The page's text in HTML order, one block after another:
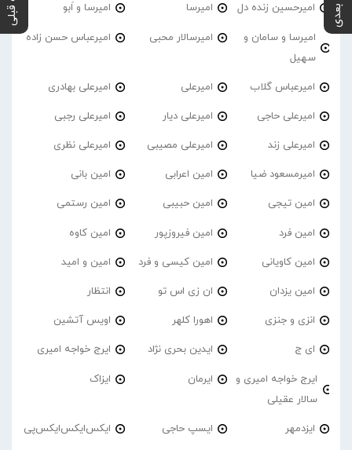
امیرحسین زنده دل امیرسا امیرسا و اَبو
امیرسا و سامان و
سهیل
امیرسالار محبی امیرعباس حسن زاده
امیرعباس گلاب امیرعلی امیرعلی بهادری
امیرعلی حاجی امیرعلی دیار امیرعلی رجبی
امیرعلی زند امیرعلی مصیبی امیرعلی نظری
امیرمسعود ضیا امین اعرابی امین بانی
امین تیجی امین حبیبی امین رستمی
امین فرد امین فیروزپور امین کاوه
امین کاویانی امین کیسی و فرد امین و امید
امین یزدان ان زی اس تو انتظار
انزی و جنزی اهورا کلهر اویس آتشین
ای ج ایدین بحری نژاد ایرج خواجه امیری
ایرج خواجه امیری و
سالار عقیلی
ایرمان ایزاک
ایزدمهر ایسپ حاجی ایکس‌ایکس‌ایکس‌پی